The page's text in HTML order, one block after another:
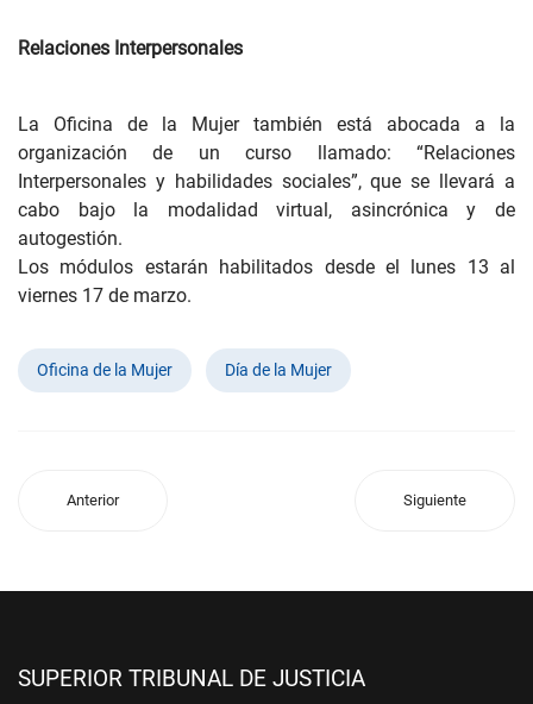
Relaciones Interpersonales
La Oficina de la Mujer también está abocada a la
organización de un curso llamado: “Relaciones
Interpersonales y habilidades sociales”, que se llevará a
cabo bajo la modalidad virtual, asincrónica y de
autogestión.
Los módulos estarán habilitados desde el lunes 13 al
viernes 17 de marzo.
Oficina de la Mujer Día de la Mujer
Anterior Siguiente
SUPERIOR TRIBUNAL DE JUSTICIA